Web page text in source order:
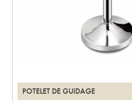
POTELET DE GUIDAGE